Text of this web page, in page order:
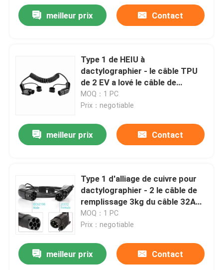
Produits
Visite d'usine
Contactez-nous
Nouvelles
Cas
meilleur prix Contact
Type 1 de HEIU à
dactylographier - le câble TPU
de 2 EV a lové le câble de
remplissage IP55 d'EV
MOQ：1 PC
Prix：negotiable
meilleur prix Contact
Type 1 d'alliage de cuivre pour
dactylographier - 2 le câble de
remplissage 3kg du câble 32A
EV d'EV
MOQ：1 PC
Prix：negotiable
meilleur prix Contact